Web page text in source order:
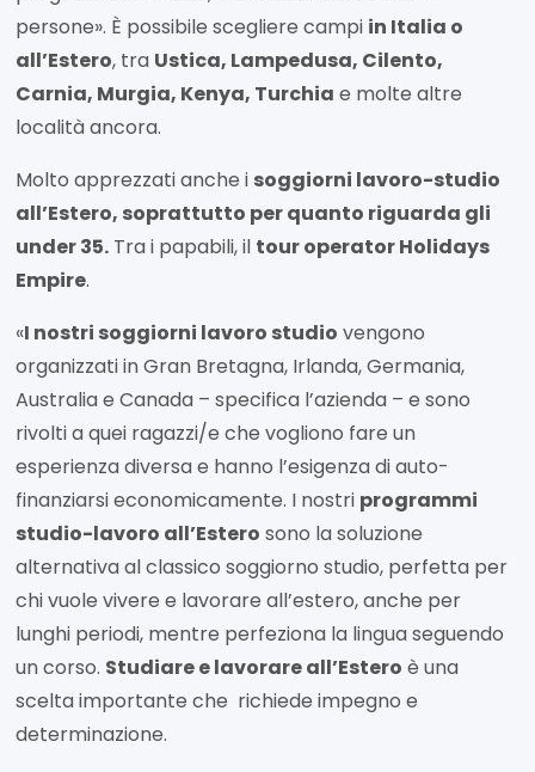
persone». È possibile scegliere campi in Italia o
all’Estero, tra Ustica, Lampedusa, Cilento,
Carnia, Murgia, Kenya, Turchia e molte altre
località ancora.
Molto apprezzati anche i soggiorni lavoro-studio
all’Estero, soprattutto per quanto riguarda gli
under 35. Tra i papabili, il tour operator Holidays
Empire.
«I nostri soggiorni lavoro studio vengono
organizzati in Gran Bretagna, Irlanda, Germania,
Australia e Canada – specifica l’azienda – e sono
rivolti a quei ragazzi/e che vogliono fare un
esperienza diversa e hanno l’esigenza di auto-
finanziarsi economicamente. I nostri programmi
studio-lavoro all’Estero sono la soluzione
alternativa al classico soggiorno studio, perfetta per
chi vuole vivere e lavorare all’estero, anche per
lunghi periodi, mentre perfeziona la lingua seguendo
un corso. Studiare e lavorare all’Estero è una
scelta importante che richiede impegno e
determinazione.